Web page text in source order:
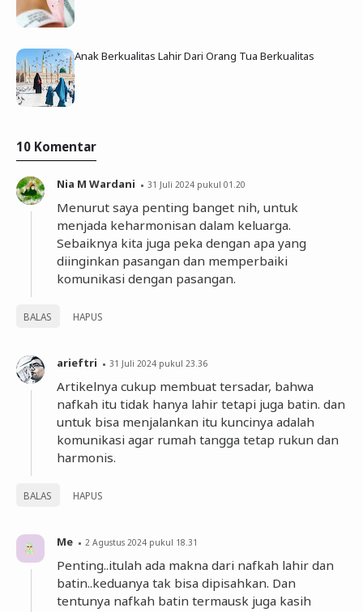
Anak Berkualitas Lahir Dari Orang Tua Berkualitas
10 Komentar
Nia M Wardani 31 Juli 2024 pukul 01.20
Menurut saya penting banget nih, untuk
menjada keharmonisan dalam keluarga.
Sebaiknya kita juga peka dengan apa yang
diinginkan pasangan dan memperbaiki
komunikasi dengan pasangan.
BALAS HAPUS
arieftri 31 Juli 2024 pukul 23.36
Artikelnya cukup membuat tersadar, bahwa
nafkah itu tidak hanya lahir tetapi juga batin. dan
untuk bisa menjalankan itu kuncinya adalah
komunikasi agar rumah tangga tetap rukun dan
harmonis.
BALAS HAPUS
Me 2 Agustus 2024 pukul 18.31
Penting..itulah ada makna dari nafkah lahir dan
batin..keduanya tak bisa dipisahkan. Dan
tentunya nafkah batin termausk juga kasih